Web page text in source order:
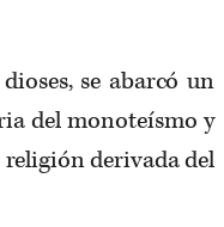
se abarcó un
del monoteísmo y
derivada del